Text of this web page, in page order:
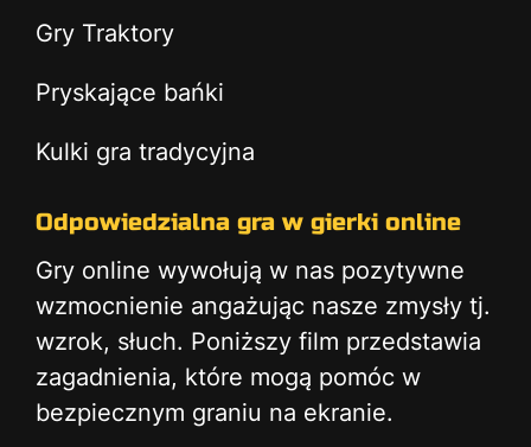
Gry Traktory
Pryskające bańki
Kulki gra tradycyjna
Odpowiedzialna gra w gierki online
Gry online wywołują w nas pozytywne
wzmocnienie angażując nasze zmysły tj.
wzrok, słuch. Poniższy film przedstawia
zagadnienia, które mogą pomóc w
bezpiecznym graniu na ekranie.